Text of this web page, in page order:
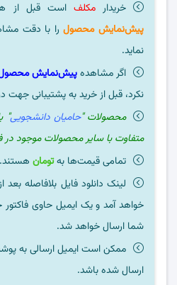
خریدارمکلف است قبل از
پیش‌نمایش محصولرا با دقت
نماید.
اگر مشاهدهپیش‌نمایش
نکرد، قبل از خرید به پشتیبانی جهت
محصولات "حامیان دانشجویی"
متفاوت با سایر محصولات موجود
تمامی قیمت‌ها بهتومان هستند.
لینک دانلود فایل بلافاصله
خواهد آمد و یک ایمیل حاوی فاکتور
شما ارسال خواهد شد.
ارسال شده باشد.